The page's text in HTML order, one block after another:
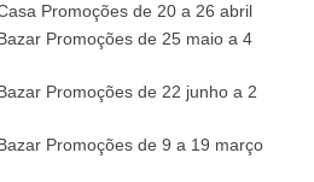
Promoções de 20 a 26 abril
Promoções de 25 maio a 4
Promoções de 22 junho a 2
Promoções de 9 a 19 março